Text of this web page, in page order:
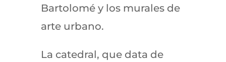
Bartolomé y los murales de
arte urbano.
La catedral, que data de